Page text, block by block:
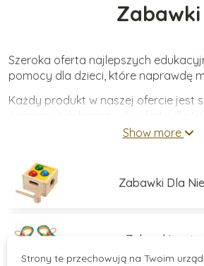
Zabawki
Szeroka oferta najlepszych
pomocy dla dzieci, które naprawdę
Każdy produkt w naszej ofercie jest
oceniany i dobierany do oferty dla
Oferujemy wyłącznie zabawki
świadomy rozwój dzieci.
Show more
Zabawki Dla
Zabawki
Strony te przechowują na Twoim